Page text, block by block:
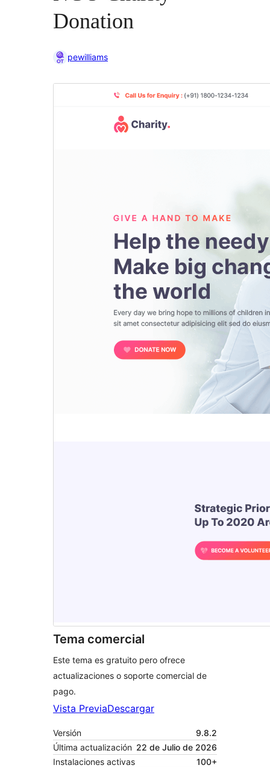
Donation
pewilliams
Tema comercial
Este tema es gratuito pero ofrece
actualizaciones o soporte comercial de
pago.
Vista PreviaDescargar
Versión
9.8.2
Última actualización 22 de Julio de 2026
Instalaciones activas
100+